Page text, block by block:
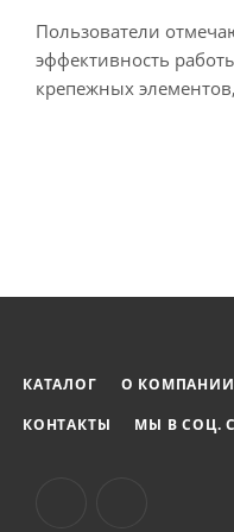
Пользователи
эффективность
крепежных
КАТАЛОГ О КОМПАНИИ
КОНТАКТЫ
МЫ В СОЦ.